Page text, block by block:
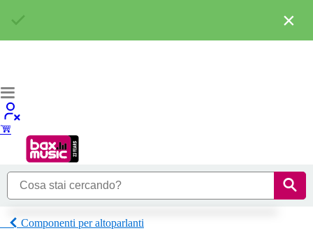
Componenti per altoparlanti
×